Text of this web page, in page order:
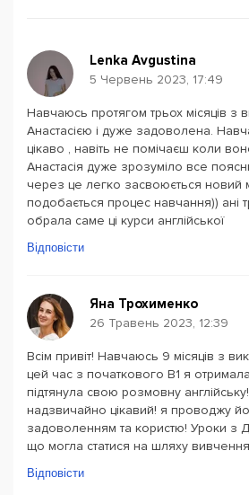
Lenka Avgustina
5 Червень 2023, 17:49
Навчаюсь протягом трьох місяців з
Анастасією і дуже задоволена.
цікаво , навіть не помічаєш коли
Анастасія дуже зрозуміло все
через це легко засвоюється новий
подобається процес навчання)) ані
обрала саме ці курси англійської
Відповісти
Яна Трохименко
26 Травень 2023, 12:39
Всім привіт! Навчаюсь 9 місяців з
цей час з початкового B1 я
підтянула свою розмовну
надзвичайно цікавий! я проводжу
задоволенням та користю! Уроки з
що могла статися на шляху вивчення
Відповісти